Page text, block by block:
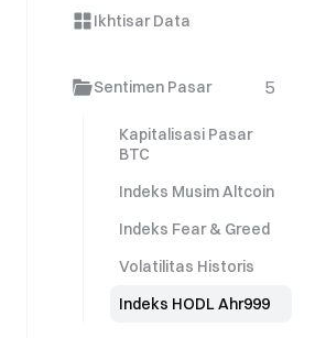
Ikhtisar Data
Sentimen Pasar 5
Kapitalisasi Pasar
BTC
Indeks Musim Altcoin
Indeks Fear & Greed
Volatilitas Historis
Indeks HODL Ahr999